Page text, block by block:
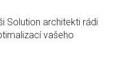
Solution architekti rádi
vašeho